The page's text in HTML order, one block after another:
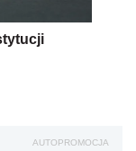
AUTOPROMOCJA